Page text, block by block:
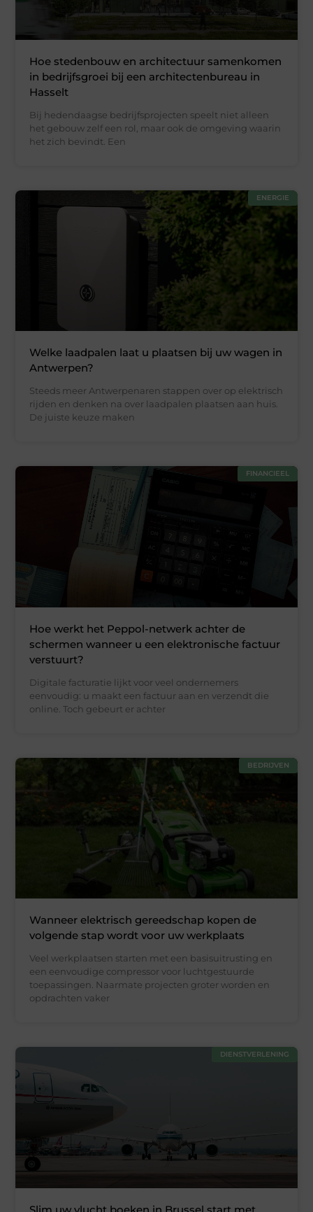
Hoe stedenbouw en architectuur samenkomen
in bedrijfsgroei bij een architectenbureau in
Hasselt
Bij hedendaagse bedrijfsprojecten speelt niet alleen
het gebouw zelf een rol, maar ook de omgeving waarin
het zich bevindt. Een
ENERGIE
Welke laadpalen laat u plaatsen bij uw wagen in
Antwerpen?
Steeds meer Antwerpenaren stappen over op elektrisch
rijden en denken na over laadpalen plaatsen aan huis.
De juiste keuze maken
FINANCIEEL
Hoe werkt het Peppol-netwerk achter de
schermen wanneer u een elektronische factuur
verstuurt?
Digitale facturatie lijkt voor veel ondernemers
eenvoudig: u maakt een factuur aan en verzendt die
online. Toch gebeurt er achter
BEDRIJVEN
Wanneer elektrisch gereedschap kopen de
volgende stap wordt voor uw werkplaats
Veel werkplaatsen starten met een basisuitrusting en
een eenvoudige compressor voor luchtgestuurde
toepassingen. Naarmate projecten groter worden en
opdrachten vaker
DIENSTVERLENING